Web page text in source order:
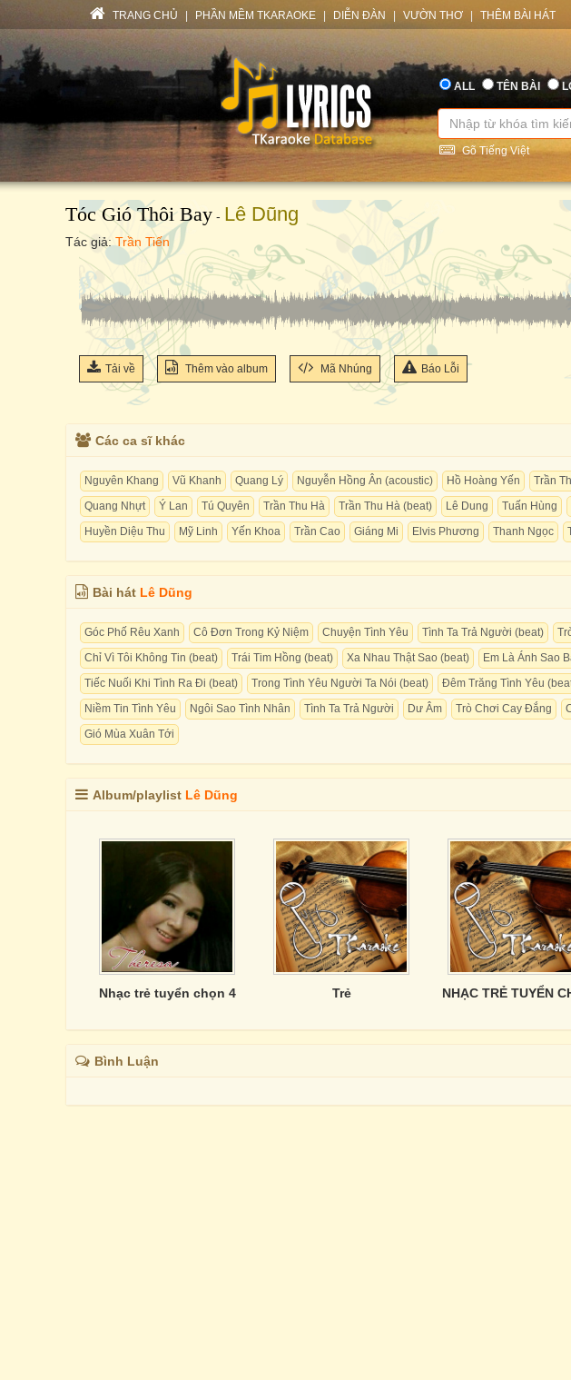
TRANG CHỦ PHẦN MỀM TKARAOKE DIỄN ĐÀN VƯỜN THƠ THÊM BÀI HÁT
ALL TÊN BÀI
Gõ Tiếng Việt
Tóc Gió Thôi Bay - Lê Dũng
Tác giả: Trần Tiến
Tải về Thêm vào album Mã Nhúng Báo Lỗi
Các ca sĩ khác
Nguyên Khang Vũ Khanh Quang Lý Nguyễn Hồng Ân (acoustic) Hồ Hoàng Yến Trần
Quang Nhựt
Ý Lan Tú Quyên Trần Thu Hà Trần Thu Hà (beat) Lê Dung Tuấn Hùng
Huyền Diệu Thu
Mỹ Linh Yến Khoa Trần Cao Giáng Mi Elvis Phương Thanh Ngọc
Bài hát Lê Dũng
Góc Phố Rêu Xanh Cô Đơn Trong Kỷ Niệm Chuyện Tình Yêu Tình Ta Trả Người (beat)
Chỉ Vì Tôi Không Tin (beat)
Trái Tim Hồng (beat) Xa Nhau Thật Sao (beat)
Em Là Ánh Sao
Tiếc Nuối Khi Tình Ra Đi (beat)
Trong Tình Yêu Người Ta Nói (beat) Đêm Trăng Tình Yêu
Niềm Tin Tình Yêu
Ngôi Sao Tình Nhân Tình Ta Trả Người Dư Âm Trò Chơi Cay Đắng
Gió Mùa Xuân Tới
Album/playlist Lê Dũng
Nhạc trẻ tuyển chọn 4 Trẻ
Bình Luận